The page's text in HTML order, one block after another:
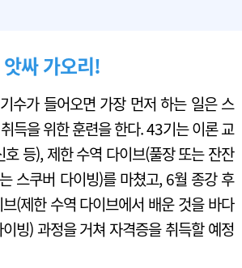
앗싸 가오리!
수가 들어오면 가장 먼저 하는 일은 스
득을 위한 훈련을 한다. 43기는 이론 교
호 등), 제한 수역 다이브(풀장 또는 잔잔
스쿠버 다이빙)를 마쳤고, 6월 종강 후
(제한 수역 다이브에서 배운 것을 바다
빙) 과정을 거쳐 자격증을 취득할 예정